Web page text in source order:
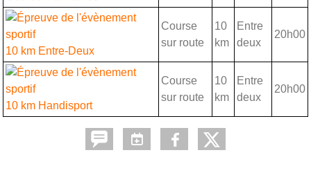
10 km Entre-Deux
Course
sur route
10
km
Entre
deux
20h00
10 km Handisport
Course
sur route
10
km
Entre
deux
20h00